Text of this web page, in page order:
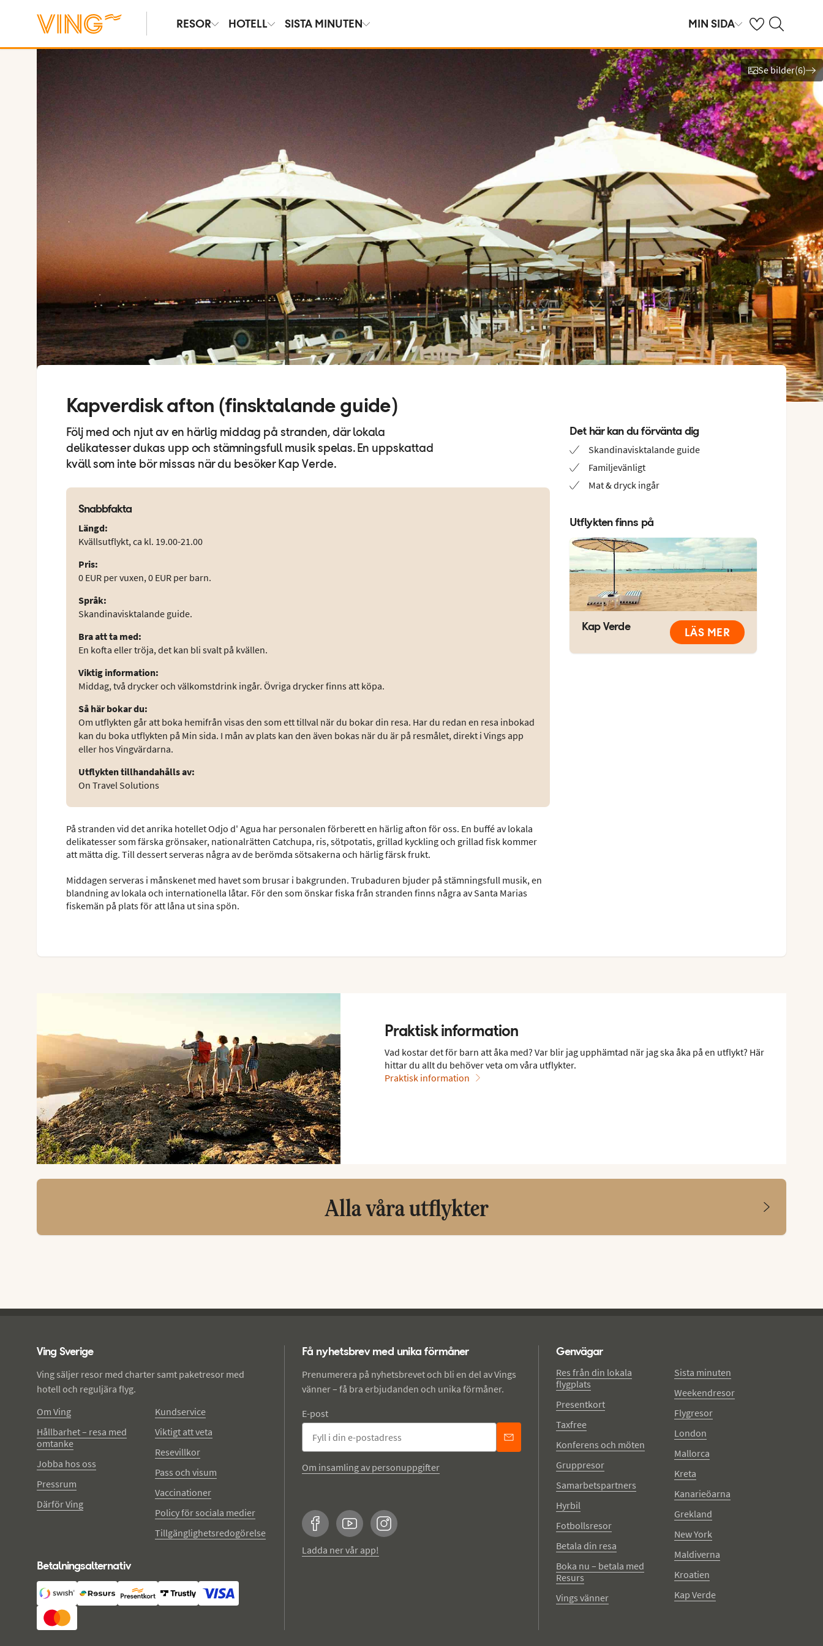
RESOR HOTELL SISTA MINUTEN MIN SIDA Se dina sparade
Sök på ving.se
Se bilder(6)
Kapverdisk afton (finsktalande guide)
Följ med och njut av en härlig middag på stranden, där lokala
delikatesser dukas upp och stämningsfull musik spelas. En uppskattad
kväll som inte bör missas när du besöker Kap Verde.
Snabbfakta
Längd:
Kvällsutflykt, ca kl. 19.00-21.00
Pris:
0 EUR per vuxen, 0 EUR per barn.
Språk:
Skandinavisktalande guide.
Bra att ta med:
En kofta eller tröja, det kan bli svalt på kvällen.
Viktig information:
Middag, två drycker och välkomstdrink ingår. Övriga drycker finns att köpa.
Så här bokar du:
Om utflykten går att boka hemifrån visas den som ett tillval när du bokar din resa. Har du redan en resa inbokad
kan du boka utflykten på Min sida. I mån av plats kan den även bokas när du är på resmålet, direkt i Vings app
eller hos Vingvärdarna.
Utflykten tillhandahålls av:
On Travel Solutions
På stranden vid det anrika hotellet Odjo d' Agua har personalen förberett en härlig afton för oss. En buffé av lokala
delikatesser som färska grönsaker, nationalrätten Catchupa, ris, sötpotatis, grillad kyckling och grillad fisk kommer
att mätta dig. Till dessert serveras några av de berömda sötsakerna och härlig färsk frukt.
Middagen serveras i månskenet med havet som brusar i bakgrunden. Trubaduren bjuder på stämningsfull musik, en
blandning av lokala och internationella låtar. För den som önskar fiska från stranden finns några av Santa Marias
fiskemän på plats för att låna ut sina spön.
Det här kan du förvänta dig
Skandinavisktalande guide
Familjevänligt
Mat & dryck ingår
Utflykten finns på
Kap Verde LÄS MER
Praktisk information
Vad kostar det för barn att åka med? Var blir jag upphämtad när jag ska åka på en utflykt? Här
hittar du allt du behöver veta om våra utflykter.
Praktisk information
Alla våra utflykter
Ving Sverige
Ving säljer resor med charter samt paketresor med
hotell och reguljära flyg.
Om Ving
Hållbarhet – resa med
omtanke
Jobba hos oss
Pressrum
Därför Ving
Kundservice
Viktigt att veta
Resevillkor
Pass och visum
Vaccinationer
Policy för sociala medier
Tillgänglighetsredogörelse
Betalningsalternativ
Få nyhetsbrev med unika förmåner
Prenumerera på nyhetsbrevet och bli en del av Vings
vänner – få bra erbjudanden och unika förmåner.
E-post
Om insamling av personuppgifter
FacebookYouTubeInstagram
Ladda ner vår app!
Genvägar
Res från din lokala
flygplats
Presentkort
Taxfree
Konferens och möten
Gruppresor
Samarbetspartners
Hyrbil
Fotbollsresor
Betala din resa
Boka nu – betala med
Resurs
Vings vänner
Sista minuten
Weekendresor
Flygresor
London
Mallorca
Kreta
Kanarieöarna
Grekland
New York
Maldiverna
Kroatien
Kap Verde